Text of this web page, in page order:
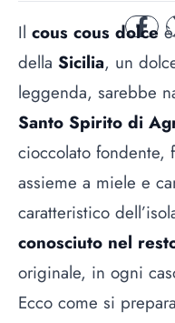
Il cous cous dolce
della Sicilia, un
leggenda, sarebbe
Santo Spirito di
cioccolato fondente,
assieme a miele e
caratteristico
conosciuto nel
originale, in ogni
Ecco come si